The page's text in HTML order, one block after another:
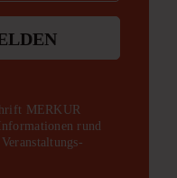
MERKUR
rund